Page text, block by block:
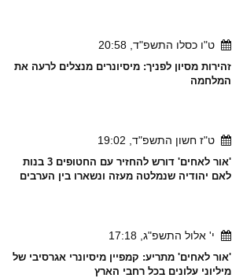
ט"ו כסלו התשפ"ד, 20:58
זהירות מסיון לפניך: מיסיונרים מנצלים לרעה את
המלחמה
ט"ז חשון התשפ"ד, 19:02
'אור לאחים' דורש להחזיר עם החטופים 3 בנות
לאם יהודיה שנמלטה מעזה ונשארו בין הערבים
י' אלול התשפ"ג, 17:18
'אור לאחים' מתריע: קמפיין מיסיונרי אגרסיבי של
מיליוני עלונים בכל רחבי הארץ